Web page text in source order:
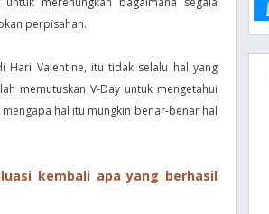
perpisahan.
Hari Valentine, itu tidak selalu hal yang
memutuskan V-Day untuk mengetahui
hal itu mungkin benar-benar hal
kembali apa yang berhasil